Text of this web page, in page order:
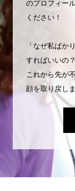
のプロフィー
ください！
「なぜ私ば
すればいいの
これから先が
顔を取り戻し